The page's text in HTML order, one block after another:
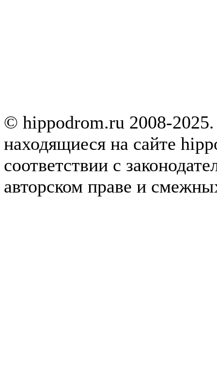
© hippodrom.ru 2008-
находящиеся на сайте
соответствии с
авторском праве и